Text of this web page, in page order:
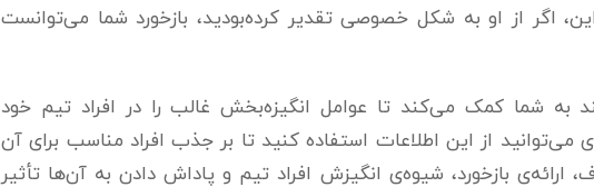
اگر از او به شکل خصوصی تقدیر کرده‌بودید، بازخورد شما می‌توانست
به شما کمک می‌کند تا عوامل انگیزه‌بخش غالب را در افراد تیم خود
می‌توانید از این اطلاعات استفاده کنید تا بر جذب افراد مناسب برای آن
بازخورد، شیوه‌ی انگیزش افراد تیم و پاداش دادن به آن‌ها تأثیر